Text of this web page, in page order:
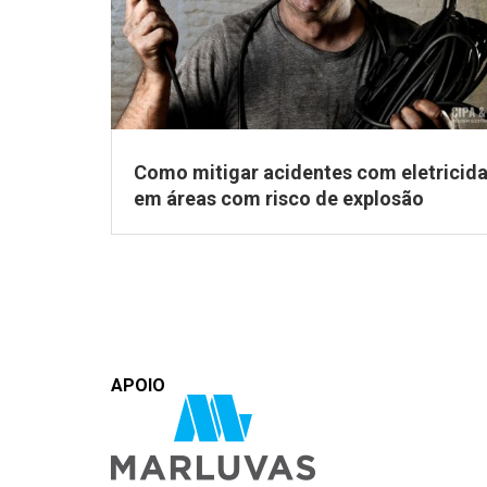
Como mitigar acidentes com
em áreas com risco de explosão
APOIO